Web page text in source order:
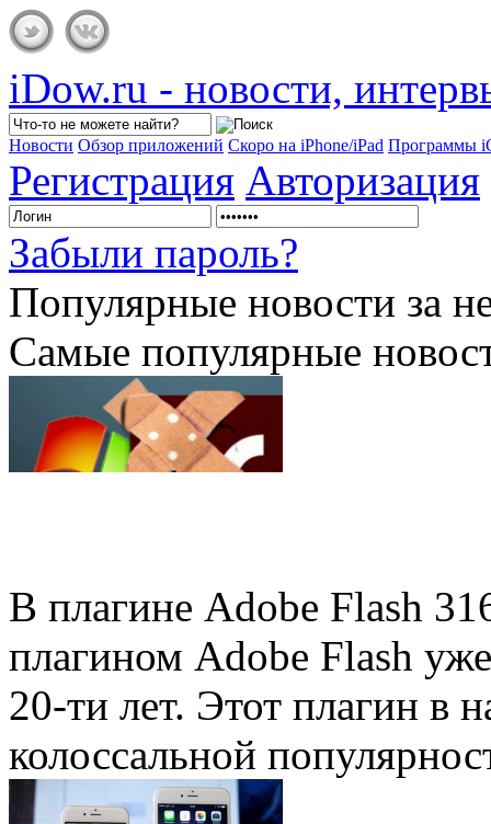
iDow.ru - новости,
Новости Обзор приложений Скоро на iPhone/iPad Программы
Регистрация Авторизация
Забыли пароль?
Популярные новости за
Самые популярные
В плагине Adobe Flash
плагином Adobe Flash
20-ти лет. Этот плагин в
колоссальной